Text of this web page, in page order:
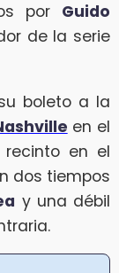
por Guido
de la serie
boleto a la
en el
recinto en el
dos tiempos
y una débil